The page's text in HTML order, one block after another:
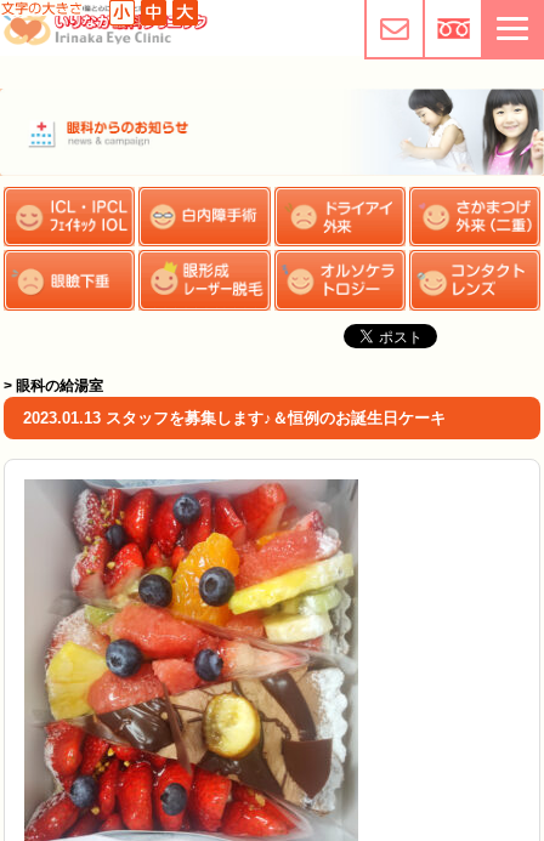
> 眼科の給湯室
2023.01.13 スタッフを募集します♪＆恒例のお誕生日ケーキ